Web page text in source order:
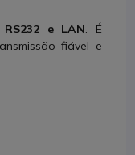
e LAN . É
fiável e